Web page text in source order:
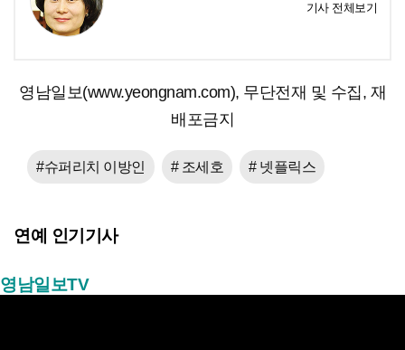
기사 전체보기
영남일보(www.yeongnam.com), 무단전재 및 수집, 재
배포금지
#슈퍼리치 이방인 # 조세호 # 넷플릭스
연예 인기기사
영남일보TV